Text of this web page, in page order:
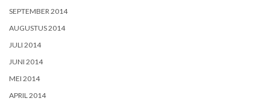
SEPTEMBER 2014
AUGUSTUS 2014
JULI 2014
JUNI 2014
MEI 2014
APRIL 2014